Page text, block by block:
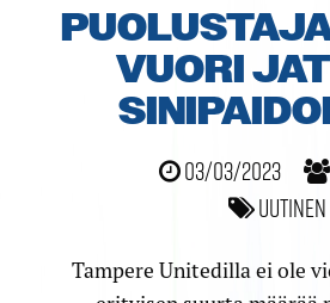
PUOLUSTAJA
VUORI
03/03/2023
Uutinen
Tampere Unitedilla ei ole